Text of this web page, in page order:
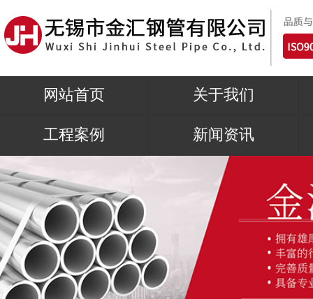
网站首页 关于我们
工程案例 新闻资讯